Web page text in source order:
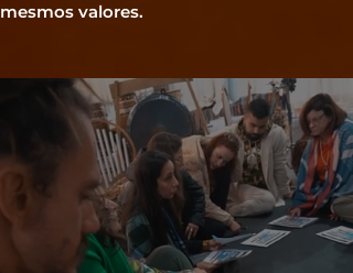
mesmos valores.